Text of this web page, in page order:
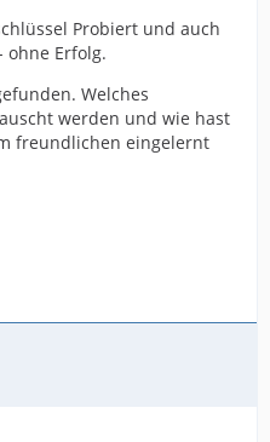
Probiert und auch
ohne Erfolg.
Welches
werden und wie hast
freundlichen eingelernt